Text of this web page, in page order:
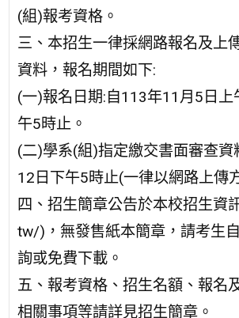
(組)報考資格。
三、本招生一律採網路報名及上
資料，報名期間如下:
(一)報名日期:自113年11月5日
午5時止。
(二)學系(組)指定繳交書面審查
12日下午5時止(一律以網路上傳
四、招生簡章公告於本校招生資
tw/)，無發售紙本簡章，請考生
詢或免費下載。
五、報考資格、招生名額、報名
相關事項等請詳見招生簡章。